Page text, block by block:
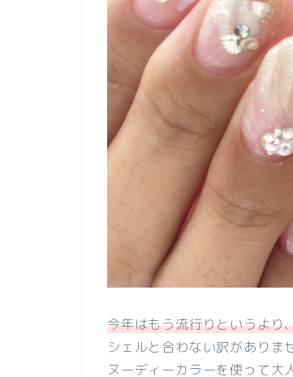
今年はもう流行りというより
シェルと合わない訳がありま
ヌーディーカラーを使って大